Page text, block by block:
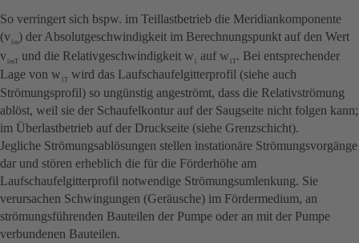
So verringert sich bspw. im Teillastbetrieb die Meridiankomponente
(v1m) der Absolutgeschwindigkeit im Berechnungspunkt auf den Wert
v 1mT und die Relativgeschwindigkeit w auf w 1T. Bei entsprechender
Lage von w 1T wird das Laufschaufelgitterprofil (siehe auch
Strömungsprofil) so ungünstig angeströmt, dass die Relativströmung
ablöst, weil sie der Schaufelkontur auf der Saugseite nicht folgen kann;
im Überlastbetrieb auf der Druckseite (siehe Grenzschicht).
Jegliche Strömungsablösungen stellen instationäre Strömungsvorgänge
dar und stören erheblich die für die Förderhöhe am
Laufschaufelgitterprofil notwendige Strömungsumlenkung. Sie
verursachen Schwingungen (Geräusche) im Fördermedium, an
strömungsführenden Bauteilen der Pumpe oder an mit der Pumpe
verbundenen Bauteilen.